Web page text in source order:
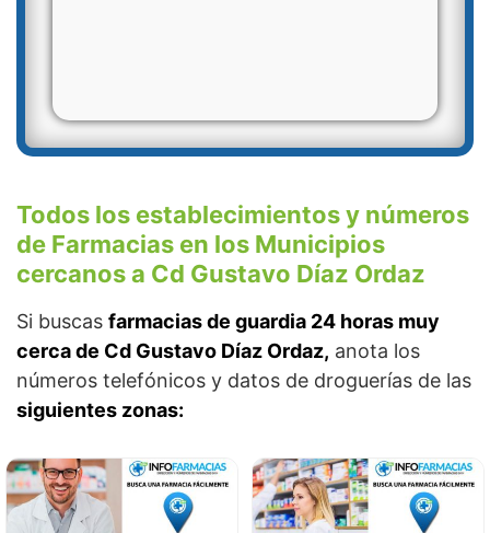
Todos los establecimientos y números
de Farmacias en los Municipios
cercanos a Cd Gustavo Díaz Ordaz
Si buscas farmacias de guardia 24 horas muy
cerca de Cd Gustavo Díaz Ordaz, anota los
números telefónicos y datos de droguerías de las
siguientes zonas: